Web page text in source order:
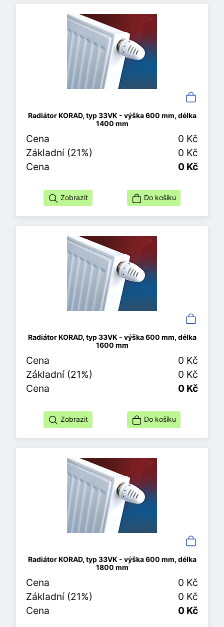
Radiátor KORAD, typ 33VK - výška 600 mm, délka
1400 mm
Cena
0 Kč
Základní (21%)
0 Kč
Cena
0 Kč
Zobrazit Do košíku
Radiátor KORAD, typ 33VK - výška 600 mm, délka
1600 mm
Cena
0 Kč
Základní (21%)
0 Kč
Cena
0 Kč
Zobrazit Do košíku
Radiátor KORAD, typ 33VK - výška 600 mm, délka
1800 mm
Cena
0 Kč
Základní (21%)
0 Kč
Cena
0 Kč